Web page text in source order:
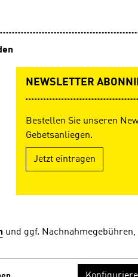
NEWSLETTER
Bestellen Sie unseren
Gebetsanliegen.
Jetzt eintragen
und ggf.